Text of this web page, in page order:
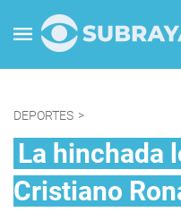
DEPORTES >
La hinchada
Cristiano